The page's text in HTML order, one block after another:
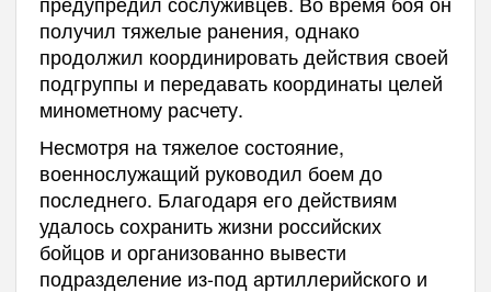
получил тяжелые ранения, однако
продолжил координировать действия своей
подгруппы и передавать координаты целей
минометному расчету.
Несмотря на тяжелое состояние,
военнослужащий руководил боем до
последнего. Благодаря его действиям
удалось сохранить жизни российских
бойцов и организованно вывести
подразделение из-под артиллерийского и